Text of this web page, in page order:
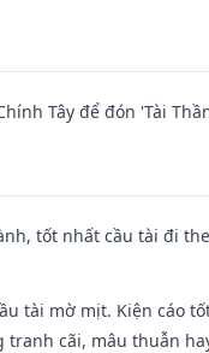
Tây để đón 'Tài
tốt nhất cầu tài đi
tài mờ mịt. Kiện cáo
cãi, mâu thuẫn